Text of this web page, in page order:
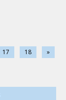
17 18 »